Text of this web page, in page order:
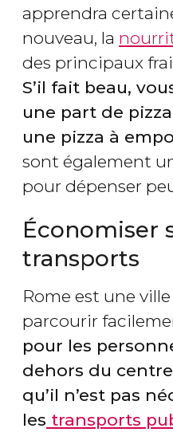
apprendra
nouveau, la
des principaux
S’il fait beau,
une part de
une pizza à
sont également
pour dépenser
Économiser
transports
Rome est une
parcourir
pour les
dehors du
qu’il n’est pas
les transports